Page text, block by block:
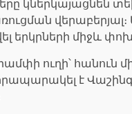
կներկայացնեն
երկրների միջև
ուղի՝
է